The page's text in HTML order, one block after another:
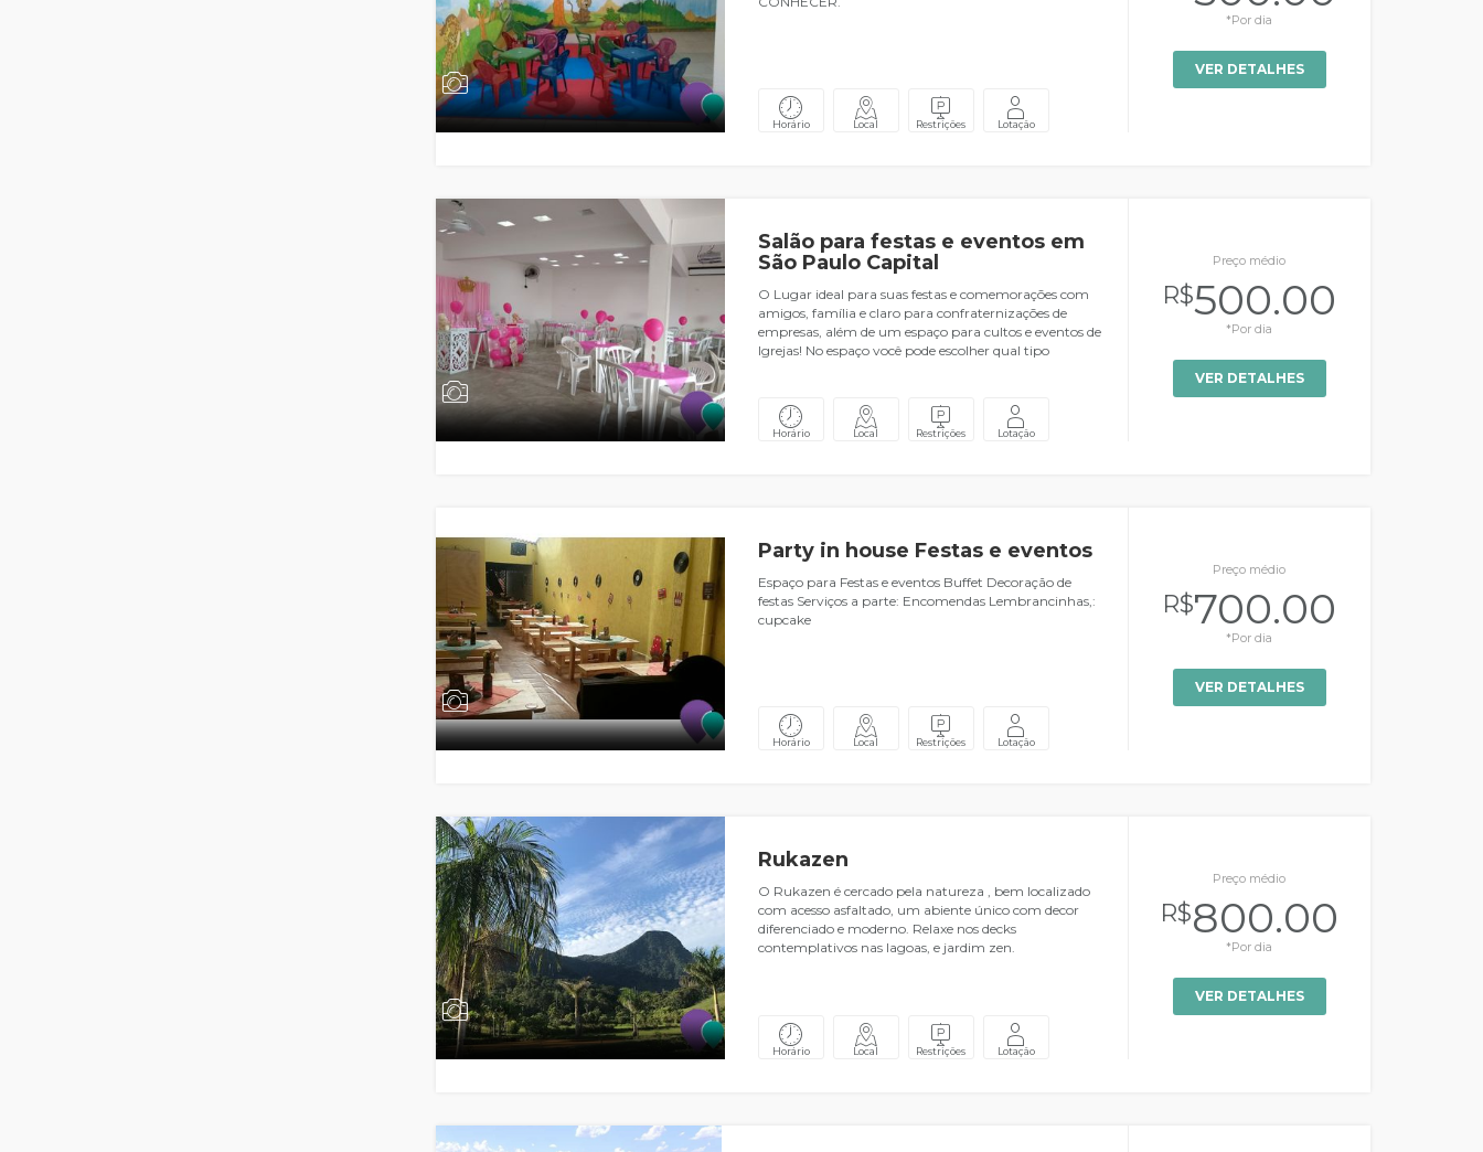
Horário Local Restrições Lotação
*Por dia
VER DETALHES
Salão para festas e eventos em
São Paulo Capital
O Lugar ideal para suas festas e comemorações com
amigos, família e claro para confraternizações de
empresas, além de um espaço para cultos e eventos de
Igrejas! No espaço você pode escolher qual tipo
Horário Local Restrições Lotação
Preço médio
R$500.00
*Por dia
VER DETALHES
Party in house Festas e eventos
Espaço para Festas e eventos Buffet Decoração de
festas Serviços a parte: Encomendas Lembrancinhas,:
cupcake
Horário Local Restrições Lotação
Preço médio
R$700.00
*Por dia
VER DETALHES
Rukazen
O Rukazen é cercado pela natureza , bem localizado
com acesso asfaltado, um abiente único com decor
diferenciado e moderno. Relaxe nos decks
contemplativos nas lagoas, e jardim zen.
Horário Local Restrições Lotação
Preço médio
R$800.00
*Por dia
VER DETALHES